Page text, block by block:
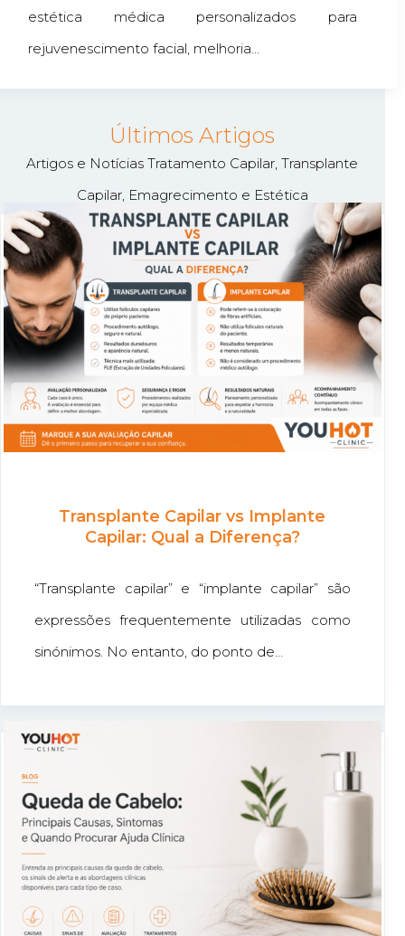
estética médica personalizados para
rejuvenescimento facial, melhoria…
Últimos Artigos
Artigos e Notícias Tratamento Capilar, Transplante
Capilar, Emagrecimento e Estética
Transplante Capilar vs Implante
Capilar: Qual a Diferença?
“Transplante capilar” e “implante capilar” são
expressões frequentemente utilizadas como
sinónimos. No entanto, do ponto de…